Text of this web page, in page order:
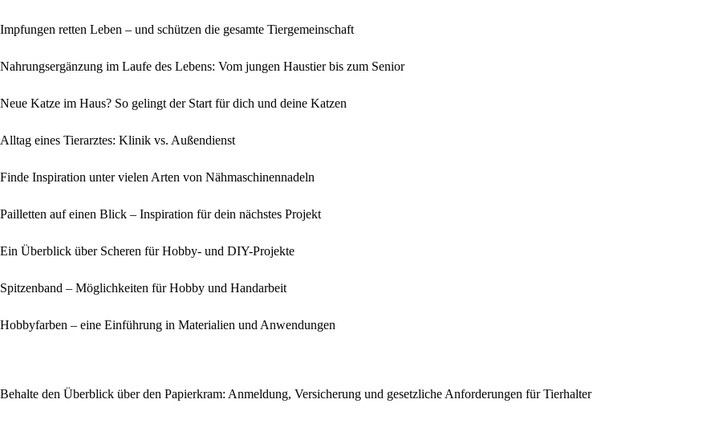
Impfungen retten Leben – und schützen die gesamte Tiergemeinschaft
Nahrungsergänzung im Laufe des Lebens: Vom jungen Haustier bis zum Senior
Neue Katze im Haus? So gelingt der Start für dich und deine Katzen
Alltag eines Tierarztes: Klinik vs. Außendienst
Finde Inspiration unter vielen Arten von Nähmaschinennadeln
Pailletten auf einen Blick – Inspiration für dein nächstes Projekt
Ein Überblick über Scheren für Hobby- und DIY-Projekte
Spitzenband – Möglichkeiten für Hobby und Handarbeit
Hobbyfarben – eine Einführung in Materialien und Anwendungen
Behalte den Überblick über den Papierkram: Anmeldung, Versicherung und gesetzliche Anforderungen für Tierhalter